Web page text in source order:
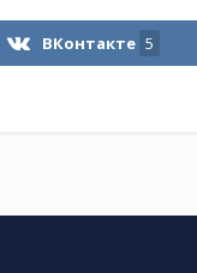
ВКонтакте 5